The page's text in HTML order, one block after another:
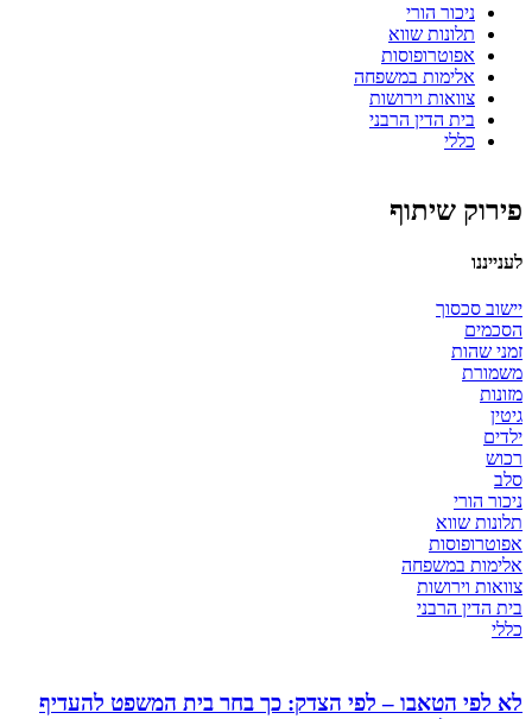
ניכור הורי
תלונות שווא
אפוטרופוסות
אלימות במשפחה
צוואות וירושות
בית הדין הרבני
כללי
פירוק שיתוף
לענייננו
יישוב סכסוך
הסכמים
זמני שהות
משמורת
מזונות
גיטין
ילדים
רכוש
סלב
ניכור הורי
תלונות שווא
אפוטרופוסות
אלימות במשפחה
צוואות וירושות
בית הדין הרבני
כללי
לא לפי הטאבו – לפי הצדק: כך בחר בית המשפט להעדיף